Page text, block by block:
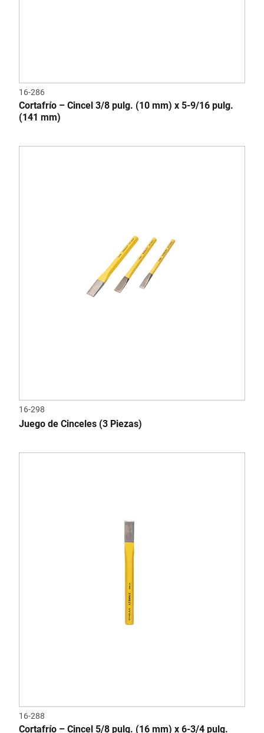
16-286
Cortafrío – Cincel 3/8 pulg. (10 mm) x 5-9/16 pulg.
(141 mm)
16-298
Juego de Cinceles (3 Piezas)
16-288
Cortafrío – Cincel 5/8 pulg. (16 mm) x 6-3/4 pulg.